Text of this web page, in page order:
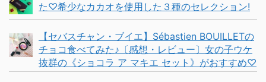
た♡希少なカカオを使用した３種のセレクション!
【セバスチャン・ブイエ】Sébastien BOUILLETの
チョコ食べてみた♪〔感想・レビュー〕女の子ウケ
抜群の《ショコラ ア マキエ セット》がおすすめ♡